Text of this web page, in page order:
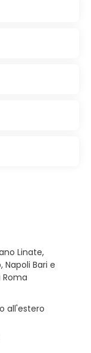
Linate,
Napoli Bari e
all'estero